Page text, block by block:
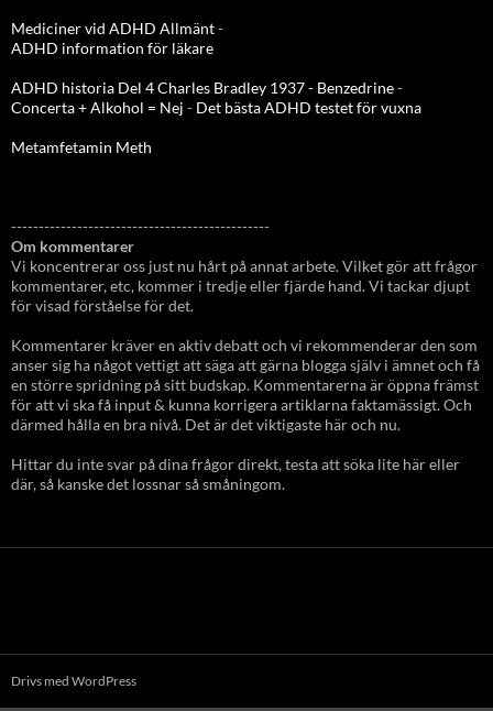
Mediciner vid ADHD Allmänt-
ADHD information för läkare
ADHD historia Del 4 Charles Bradley 1937 - Benzedrine-
Concerta + Alkohol = Nej - Det bästa ADHD testet för vuxna
Metamfetamin Meth
-----------------------------------------------
Om kommentarer
Vi koncentrerar oss just nu hårt på annat arbete. Vilket gör att frågor
kommentarer, etc, kommer i tredje eller fjärde hand. Vi tackar djupt
för visad förståelse för det.
Kommentarer kräver en aktiv debatt och vi rekommenderar den som
anser sig ha något vettigt att säga att gärna blogga själv i ämnet och få
en större spridning på sitt budskap. Kommentarerna är öppna främst
för att vi ska få input & kunna korrigera artiklarna faktamässigt. Och
därmed hålla en bra nivå. Det är det viktigaste här och nu.
Hittar du inte svar på dina frågor direkt, testa att söka lite här eller
där, så kanske det lossnar så småningom.
Drivs med WordPress